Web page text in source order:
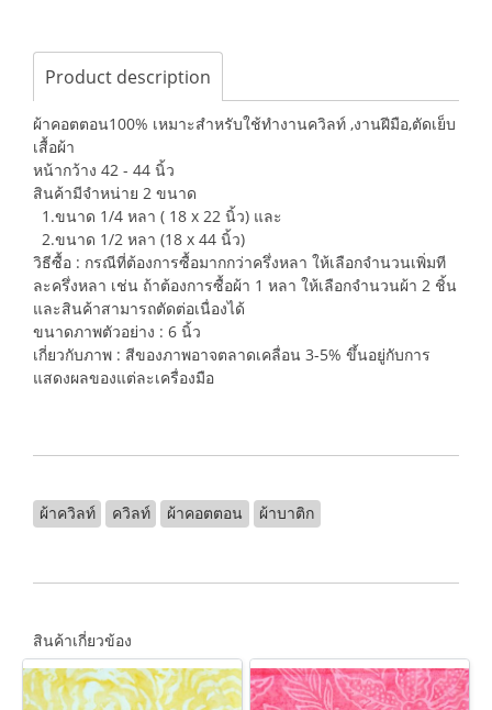
Product description
ผ้าคอตตอน100% เหมาะสำหรับใช้ทำงานควิลท์ ,งานฝีมือ,ตัดเย็บ
เสื้อผ้า
หน้ากว้าง 42 - 44 นิ้ว
สินค้ามีจำหน่าย 2 ขนาด
1.ขนาด 1/4 หลา ( 18 x 22 นิ้ว) และ
2.ขนาด 1/2 หลา (18 x 44 นิ้ว)
วิธีซื้อ : กรณีที่ต้องการซื้อมากกว่าครึ่งหลา ให้เลือกจำนวนเพิ่มที
ละครึ่งหลา เช่น ถ้าต้องการซื้อผ้า 1 หลา ให้เลือกจำนวนผ้า 2 ชิ้น
และสินค้าสามารถตัดต่อเนื่องได้
ขนาดภาพตัวอย่าง : 6 นิ้ว
เกี่ยวกับภาพ : สีของภาพอาจตลาดเคลื่อน 3-5% ขึ้นอยู่กับการ
แสดงผลของแต่ละเครื่องมือ
ผ้าควิลท์ ควิลท์ ผ้าคอตตอน ผ้าบาติก
สินค้าเกี่ยวข้อง